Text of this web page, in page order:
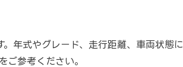
年式やグレード、走行距離、車両状態に
ご参考ください。